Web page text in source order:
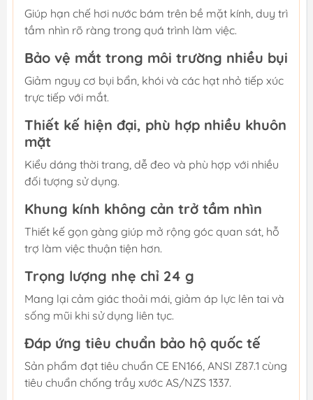
Giúp hạn chế hơi nước bám trên bề mặt kính, duy trì
tầm nhìn rõ ràng trong quá trình làm việc.
Bảo vệ mắt trong môi trường nhiều bụi
Giảm nguy cơ bụi bẩn, khói và các hạt nhỏ tiếp xúc
trực tiếp với mắt.
Thiết kế hiện đại, phù hợp nhiều khuôn
mặt
Kiểu dáng thời trang, dễ đeo và phù hợp với nhiều
đối tượng sử dụng.
Khung kính không cản trở tầm nhìn
Thiết kế gọn gàng giúp mở rộng góc quan sát, hỗ
trợ làm việc thuận tiện hơn.
Trọng lượng nhẹ chỉ 24 g
Mang lại cảm giác thoải mái, giảm áp lực lên tai và
sống mũi khi sử dụng liên tục.
Đáp ứng tiêu chuẩn bảo hộ quốc tế
Sản phẩm đạt tiêu chuẩn CE EN166, ANSI Z87.1 cùng
tiêu chuẩn chống trầy xước AS/NZS 1337.